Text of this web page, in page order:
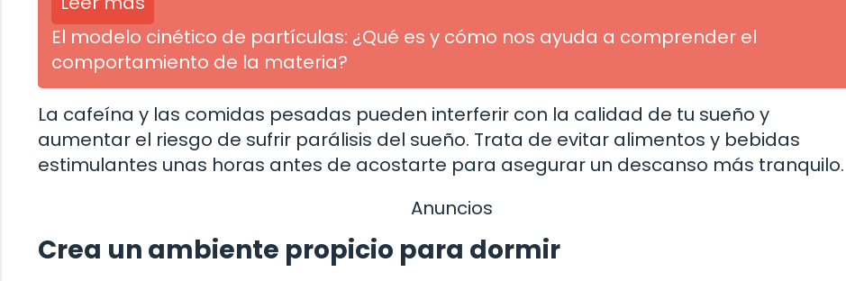
El modelo cinético de partículas: ¿Qué es y cómo nos ayuda a comprender el
comportamiento de la materia?
La cafeína y las comidas pesadas pueden interferir con la calidad de tu sueño y
aumentar el riesgo de sufrir parálisis del sueño. Trata de evitar alimentos y bebidas
estimulantes unas horas antes de acostarte para asegurar un descanso más tranquilo.
Anuncios
Crea un ambiente propicio para dormir